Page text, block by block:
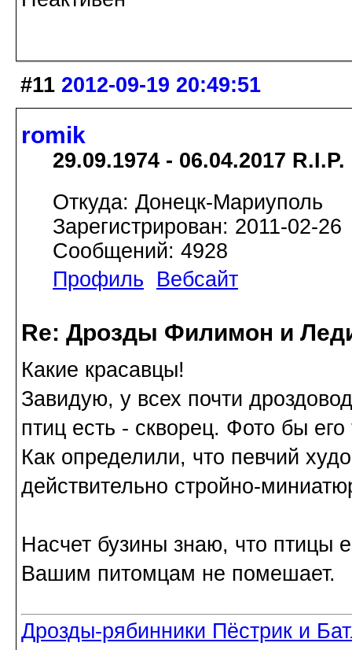
#11 2012-09-19 20:49:51
romik
29.09.1974 - 06.04.2017 R.I.P.
Откуда: Донецк-Мариуполь
Зарегистрирован: 2011-02-26
Сообщений: 4928
Профиль
Вебсайт
Re: Дрозды Филимон и
Какие красавцы!
Завидую, у всех почти
птиц есть - скворец. Фото бы
Как определили, что певчий
действительно стройно-
Насчет бузины знаю, что птицы
Вашим питомцам не помешает.
Дрозды-рябинники Пёстрик и